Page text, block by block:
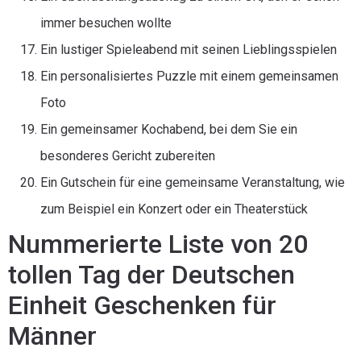
immer besuchen wollte
Ein lustiger Spieleabend mit seinen Lieblingsspielen
Ein personalisiertes Puzzle mit einem gemeinsamen
Foto
Ein gemeinsamer Kochabend, bei dem Sie ein
besonderes Gericht zubereiten
Ein Gutschein für eine gemeinsame Veranstaltung, wie
zum Beispiel ein Konzert oder ein Theaterstück
Nummerierte Liste von 20
tollen Tag der Deutschen
Einheit Geschenken für
Männer